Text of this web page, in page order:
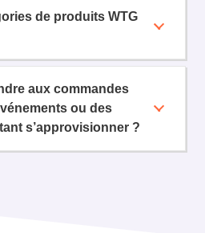
de produits WTG
aux commandes
ou des
s’approvisionner ?